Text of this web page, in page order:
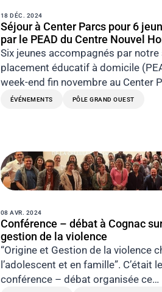
18 DÉC. 2024
Séjour à Center Parcs pour 6
par le PEAD du Centre Nouvel
Six jeunes accompagnés par notre
placement éducatif à domicile
week-end fin novembre au Center
ÉVÉNEMENTS PÔLE GRAND OUEST
08 AVR. 2024
Conférence – débat à Cognac
gestion de la violence
“Origine et Gestion de la violence
l’adolescent et en famille”. C’était
conférence – débat organisée ce…